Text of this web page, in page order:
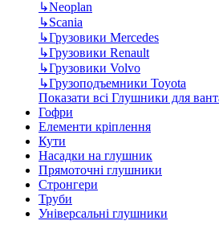
↳Neoplan
↳Scania
↳Грузовики Mercedes
↳Грузовики Renault
↳Грузовики Volvo
↳Грузоподъемники Toyota
Показати всі Глушники для
Гофри
Елементи кріплення
Кути
Насадки на глушник
Прямоточні глушники
Стронгери
Труби
Універсальні глушники